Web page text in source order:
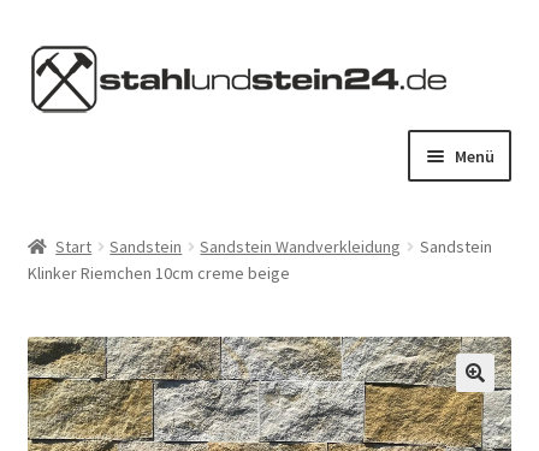
Zur
Navigation
springen
Zum
Inhalt
springen
Menü
STAHL KAUFEN
STEIN KAUFEN
SERVICES
Start Sandstein Sandstein Wandverkleidung
Sandstein
Klinker Riemchen 10cm creme beige